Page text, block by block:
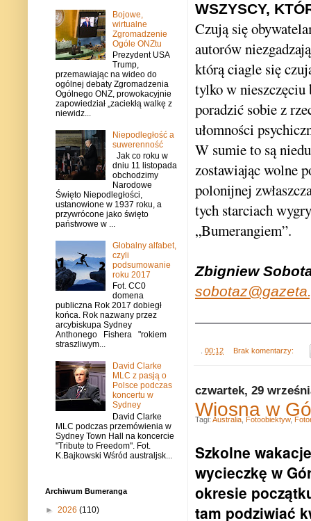
WSZYSCY,
Czują się
autorów
którą ciagle się
tylko w
poradzić sobie z
ułomności
W sumie to są
zostawiając wolne
polonijnej
tych starciach
„Bumerangiem”.
Zbigniew
00:12 Brak komentarzy:
czwartek, 29
Wiosna w
Szkolne
wycieczkę w
okresie
tam podziwiać
Tagi: Australia Fotoobiektyw,
Bojowe,
wirtualne
Zgromadzenie
Ogóle ONZtu
Prezydent USA
Trump,
przemawiając na wideo do
ogólnej debaty Zgromadzenia
Ogólnego ONZ, prowokacyjnie
zapowiedział „zaciekłą walkę z
niewidz...
Niepodległość a
suwerenność
Jak co roku w
dniu 11 listopada
obchodzimy
Narodowe
Święto Niepodległości,
ustanowione w 1937 roku, a
przywrócone jako święto
państwowe w ...
Globalny alfabet,
czyli
podsumowanie
roku 2017
Fot. CC0
domena
publiczna Rok 2017 dobiegł
końca. Rok nazwany przez
arcybiskupa Sydney
Anthonego Fishera "rokiem
straszliwym...
David Clarke
MLC z pasją o
Polsce podczas
koncertu w
Sydney
David Clarke
MLC podczas przemówienia w
Sydney Town Hall na koncercie
"Tribute to Freedom". Fot.
K.Bajkowski Wśród australjsk...
Archiwum Bumeranga
► 2026 (110)